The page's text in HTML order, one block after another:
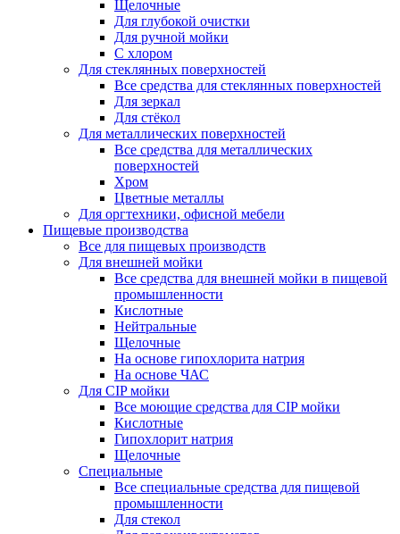
Щелочные
Для глубокой очистки
Для ручной мойки
С хлором
Для стеклянных поверхностей
Все средства для стеклянных поверхностей
Для зеркал
Для стёкол
Для металлических поверхностей
Все средства для металлических
поверхностей
Хром
Цветные металлы
Для оргтехники, офисной мебели
Пищевые производства
Все для пищевых производств
Для внешней мойки
Все средства для внешней мойки в пищевой
промышленности
Кислотные
Нейтральные
Щелочные
На основе гипохлорита натрия
На основе ЧАС
Для CIP мойки
Все моющие средства для CIP мойки
Кислотные
Гипохлорит натрия
Щелочные
Специальные
Все специальные средства для пищевой
промышленности
Для стекол